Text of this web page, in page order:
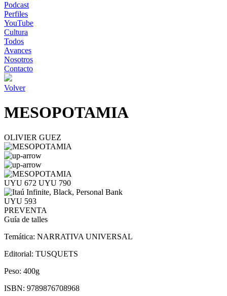
Podcast
Perfiles
YouTube
Cultura
Todos
Avances
Nosotros
Contacto
Volver
MESOPOTAMIA
OLIVIER GUEZ
UYU 672 UYU 790
UYU 593
PREVENTA
Guía de talles
Temática: NARRATIVA UNIVERSAL
Editorial: TUSQUETS
Peso: 400g
ISBN: 9789876708968